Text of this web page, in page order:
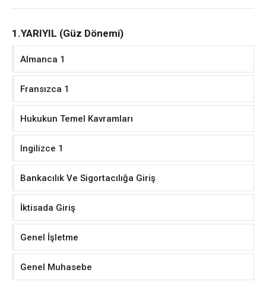
1.YARIYIL (Güz Dönemi)
Almanca 1
Fransızca 1
Hukukun Temel Kavramları
Ingilizce 1
Bankacılık Ve Sigortacılığa Giriş
İktisada Giriş
Genel İşletme
Genel Muhasebe